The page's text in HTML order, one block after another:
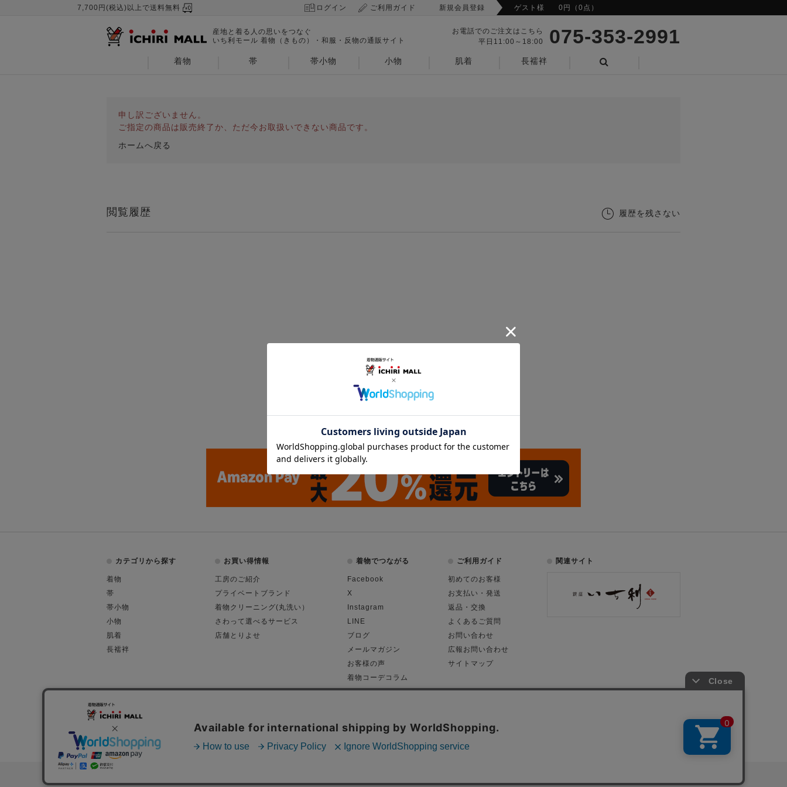
7,700円(税込)以上で送料無料 ログイン ご利用ガイド 新規会員登録 ゲスト様 0円（0点）
産地と着る人の思いをつなぐ
いち利モール 着物（きもの）・和服・反物の通販サイト
お電話でのご注文はこちら
平日11:00～18:00
075-353-2991
着物 帯 帯小物 小物 肌着
長襦袢
申し訳ございません。
ご指定の商品は販売終了か、ただ今お取扱いできない商品です。
ホームへ戻る
閲覧履歴 履歴を残さない
カテゴリから探す
着物
帯
帯小物
小物
肌着
長襦袢
お買い得情報
工房のご紹介
プライベートブランド
着物クリーニング(丸洗い）
さわって選べるサービス
店舗とりよせ
着物でつながる
Facebook
X
Instagram
LINE
ブログ
メールマガジン
お客様の声
着物コーデコラム
ご利用ガイド
初めてのお客様
お支払い・発送
返品・交換
よくあるご質問
お問い合わせ
広報お問い合わせ
サイトマップ
関連サイト